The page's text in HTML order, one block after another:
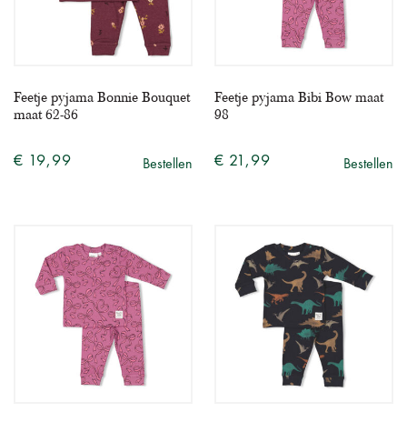
Feetje pyjama Bonnie Bouquet
maat 62-86
€ 19,99 Bestellen
Feetje pyjama Bibi Bow maat
98
€ 21,99 Bestellen